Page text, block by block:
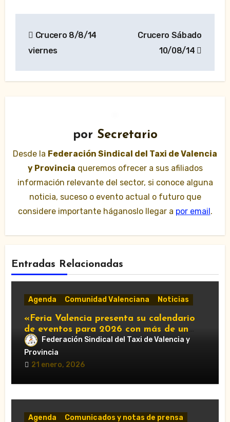
de
Crucero 8/8/14
viernes
Crucero Sábado
10/08/14
por Secretario
Desde la Federación Sindical del Taxi de Valencia
y Provincia queremos ofrecer a sus afiliados
información relevante del sector, si conoce alguna
noticia, suceso o evento actual o futuro que
considere importante háganoslo llegar a por email.
Entradas Relacionadas
Agenda Comunidad Valenciana Noticias
«Feria Valencia presenta su calendario
de eventos para 2026 con más de un
centenar de citas»
Federación Sindical del Taxi de Valencia y
Provincia
21 enero, 2026
Agenda
Comunicados y notas de prensa